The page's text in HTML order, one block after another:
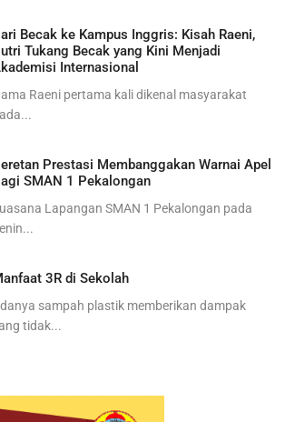
Becak ke Kampus Inggris: Kisah Raeni,
Tukang Becak yang Kini Menjadi
Internasional
Raeni pertama kali dikenal masyarakat
Prestasi Membanggakan Warnai Apel
SMAN 1 Pekalongan
Lapangan SMAN 1 Pekalongan pada
3R di Sekolah
sampah plastik memberikan dampak
tidak...